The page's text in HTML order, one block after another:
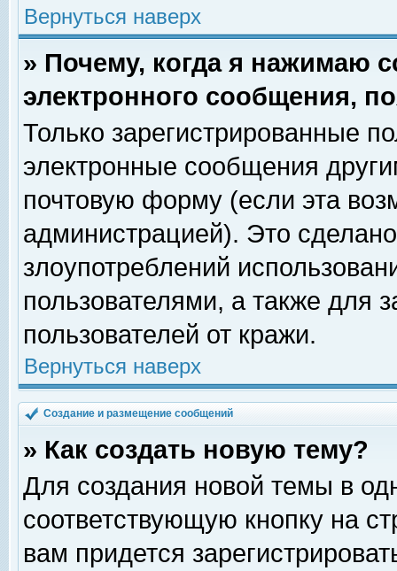
Вернуться наверх
» Почему, когда я нажимаю
электронного сообщения,
Только зарегистрированные
электронные сообщения
почтовую форму (если эта
администрацией). Это
злоупотреблений
пользователями, а также для
пользователей от кражи.
Вернуться наверх
Создание и размещение сообщений
» Как создать новую тему?
Для создания новой темы в
соответствующую кнопку на
вам придется